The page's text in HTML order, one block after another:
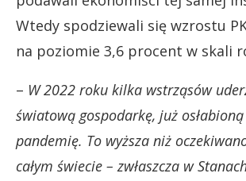
Wtedy spodziewali się wzrostu
na poziomie 3,6 procent w skali
– W 2022 roku kilka wstrząsów
światową gospodarkę, już
pandemię. To wyższa niż
całym świecie – zwłaszcza w